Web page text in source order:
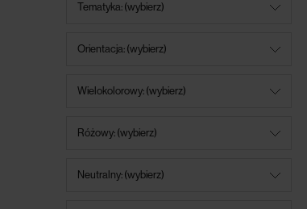
Tematyka: (wybierz)
Orientacja: (wybierz)
Wielokolorowy: (wybierz)
Różowy: (wybierz)
Neutralny: (wybierz)